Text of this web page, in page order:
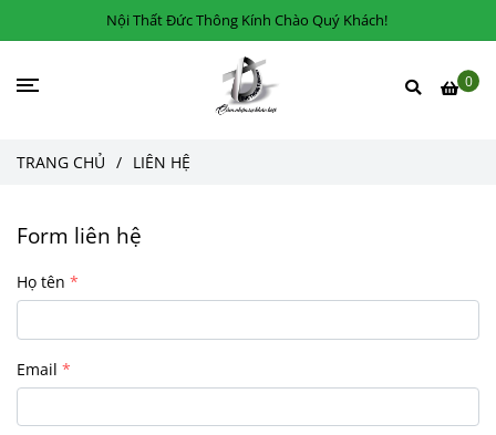
Nội Thất Đức Thông Kính Chào Quý Khách!
0
TRANG CHỦ / LIÊN HỆ
Form liên hệ
Họ tên
Email